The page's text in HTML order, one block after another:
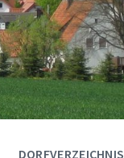
DORFVERZEICHNIS